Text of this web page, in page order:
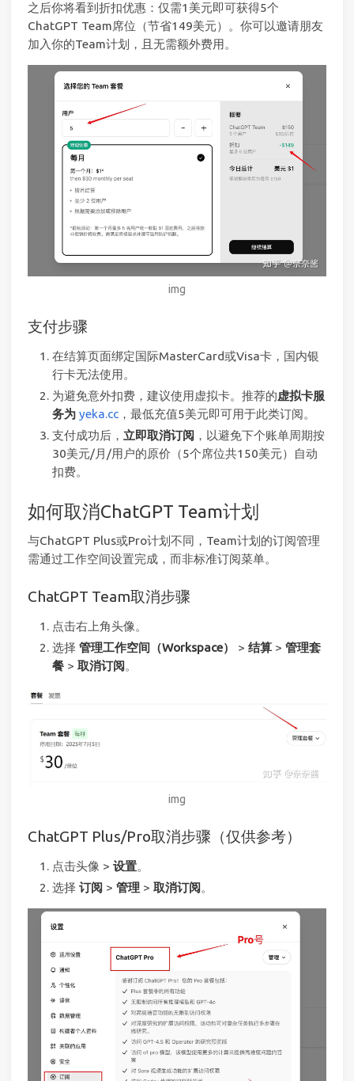
之后你将看到折扣优惠：仅需1美元即可获得5个
ChatGPT Team席位（节省149美元）。你可以邀请朋友
加入你的Team计划，且无需额外费用。
img
支付步骤
在结算页面绑定国际MasterCard或Visa卡，国内银
行卡无法使用。
为避免意外扣费，建议使用虚拟卡。推荐的虚拟卡服
务为 yeka.cc，最低充值5美元即可用于此类订阅。
支付成功后， 立即取消订阅 ，以避免下个账单周期按
30美元/月/用户的原价（5个席位共150美元）自动
扣费。
如何取消ChatGPT Team计划
与ChatGPT Plus或Pro计划不同，Team计划的订阅管理
需通过工作空间设置完成，而非标准订阅菜单。
ChatGPT Team取消步骤
点击右上角头像。
选择 管理工作空间（Workspace） > 结算> 管理套
餐> 取消订阅。
img
ChatGPT Plus/Pro取消步骤（仅供参考）
点击头像 > 设置。
选择 订阅 > 管理> 取消订阅。